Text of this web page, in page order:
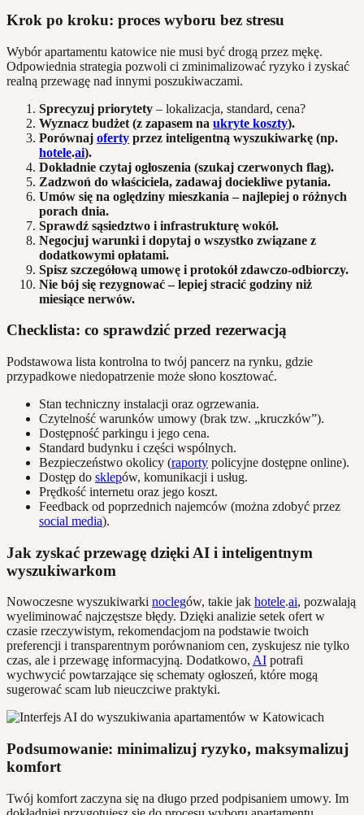
Krok po kroku: proces wyboru bez stresu
Wybór apartamentu katowice nie musi być drogą przez mękę.
Odpowiednia strategia pozwoli ci zminimalizować ryzyko i zyskać
realną przewagę nad innymi poszukiwaczami.
Sprecyzuj priorytety – lokalizacja, standard, cena?
Wyznacz budżet (z zapasem na ukryte koszty).
Porównaj oferty przez inteligentną wyszukiwarkę (np.
hotele.ai).
Dokładnie czytaj ogłoszenia (szukaj czerwonych flag).
Zadzwoń do właściciela, zadawaj dociekliwe pytania.
Umów się na oględziny mieszkania – najlepiej o różnych
porach dnia.
Sprawdź sąsiedztwo i infrastrukturę wokół.
Negocjuj warunki i dopytaj o wszystko związane z
dodatkowymi opłatami.
Spisz szczegółową umowę i protokół zdawczo-odbiorczy.
Nie bój się rezygnować – lepiej stracić godziny niż
miesiące nerwów.
Checklista: co sprawdzić przed rezerwacją
Podstawowa lista kontrolna to twój pancerz na rynku, gdzie
przypadkowe niedopatrzenie może słono kosztować.
Stan techniczny instalacji oraz ogrzewania.
Czytelność warunków umowy (brak tzw. „kruczków”).
Dostępność parkingu i jego cena.
Standard budynku i części wspólnych.
Bezpieczeństwo okolicy (raporty policyjne dostępne online).
Dostęp do sklepów, komunikacji i usług.
Prędkość internetu oraz jego koszt.
Feedback od poprzednich najemców (można zdobyć przez
social media).
Jak zyskać przewagę dzięki AI i inteligentnym
wyszukiwarkom
Nowoczesne wyszukiwarki noclegów, takie jak hotele.ai, pozwalają
wyeliminować najczęstsze błędy. Dzięki analizie setek ofert w
czasie rzeczywistym, rekomendacjom na podstawie twoich
preferencji i transparentnym porównaniom cen, zyskujesz nie tylko
czas, ale i przewagę informacyjną. Dodatkowo, AI potrafi
wychwycić powtarzające się schematy ogłoszeń, które mogą
sugerować scam lub nieuczciwe praktyki.
Podsumowanie: minimalizuj ryzyko, maksymalizuj
komfort
Twój komfort zaczyna się na długo przed podpisaniem umowy. Im